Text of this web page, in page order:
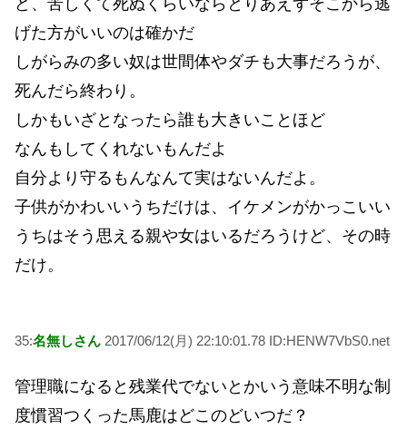
ど、苦しくて死ぬくらいならとりあえずそこから逃
げた方がいいのは確かだ
しがらみの多い奴は世間体やダチも大事だろうが、
死んだら終わり。
しかもいざとなったら誰も大きいことほど
なんもしてくれないもんだよ
自分より守るもんなんて実はないんだよ。
子供がかわいいうちだけは、イケメンがかっこいい
うちはそう思える親や女はいるだろうけど、その時
だけ。
35:名無しさん 2017/06/12(月) 22:10:01.78 ID:HENW7VbS0.net
管理職になると残業代でないとかいう意味不明な制
度慣習つくった馬鹿はどこのどいつだ？